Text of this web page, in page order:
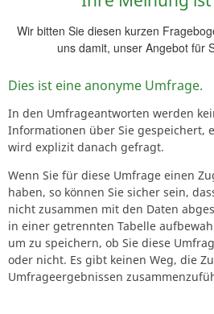
Wir bitten Sie diesen kurzen
uns damit, unser Angebot für
Dies ist eine anonyme Umfrage.
In den Umfrageantworten werden
Informationen über Sie gespeichert,
wird explizit danach gefragt.
Wenn Sie für diese Umfrage einen
haben, so können Sie sicher sein,
nicht zusammen mit den Daten
in einer getrennten Tabelle
um zu speichern, ob Sie diese
oder nicht. Es gibt keinen Weg, die
Umfrageergebnissen